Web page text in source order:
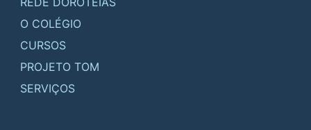
O COLÉGIO
CURSOS
PROJETO TOM
SERVIÇOS